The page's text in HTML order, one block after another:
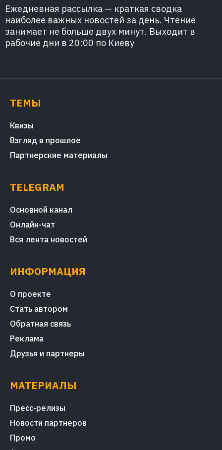
Ежедневная рассылка — краткая сводка
наиболее важных новостей за день. Чтение
занимает не больше двух минут. Выходит в
рабочие дни в 20:00 по Киеву
ТЕМЫ
Квизы
Взгляд в прошлое
Партнерские материалы
TELEGRAM
Основной канал
Онлайн-чат
Вся лента новостей
ИНФОРМАЦИЯ
О проекте
Стать автором
Обратная связь
Реклама
Друзья и партнеры
МАТЕРИАЛЫ
Пресс-релизы
Новости партнеров
Промо